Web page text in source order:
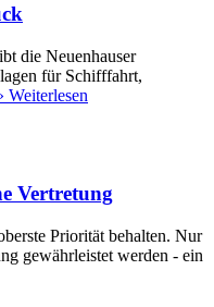
die Neuenhauser
für Schifffahrt,
Weiterlesen
Vertretung
Priorität behalten. Nur
gewährleistet werden - ein